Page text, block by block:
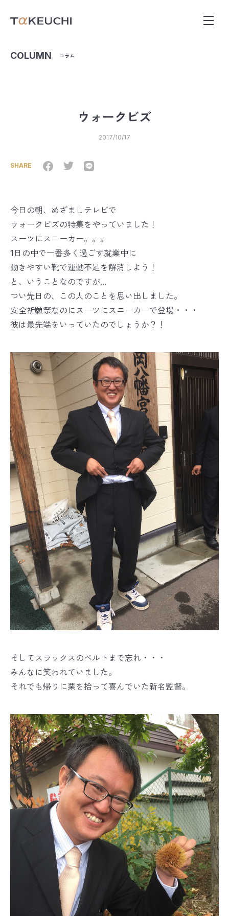
COLUMN コラム
ウォークビズ
2017/10/17
SHARE
今日の朝、めざましテレビで
ウォークビズの特集をやっていました！
スーツにスニーカー。。。
1日の中で一番多く過ごす就業中に
動きやすい靴で運動不足を解消しよう！
と、いうことなのですが...
つい先日の、この人のことを思い出しました。
安全祈願祭なのにスーツにスニーカーで登場・・・
彼は最先端をいっていたのでしょうか？！
そしてスラックスのベルトまで忘れ・・・
みんなに笑われていました。
それでも帰りに栗を拾って喜んでいた新名監督。